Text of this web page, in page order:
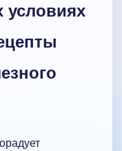
условиях